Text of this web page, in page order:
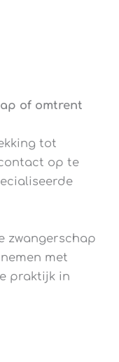
of omtrent
tot
op te
zwangerschap
met
praktijk in